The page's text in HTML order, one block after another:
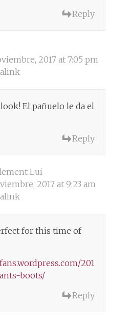
Reply
2017 at 7:05 pm
El pañuelo le da el
Reply
Lui
2017 at 9:23 am
for this time of
201
boots/
Reply